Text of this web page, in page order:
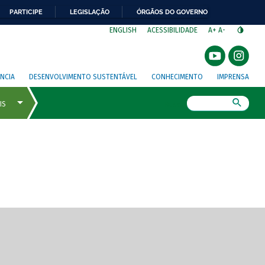
PARTICIPE LEGISLAÇÃO ÓRGÃOS DO GOVERNO
ENGLISH ACESSIBILIDADE A+ A-
DESENVOLVIMENTO SUSTENTÁVEL CONHECIMENTO IMPRENSA
de tela